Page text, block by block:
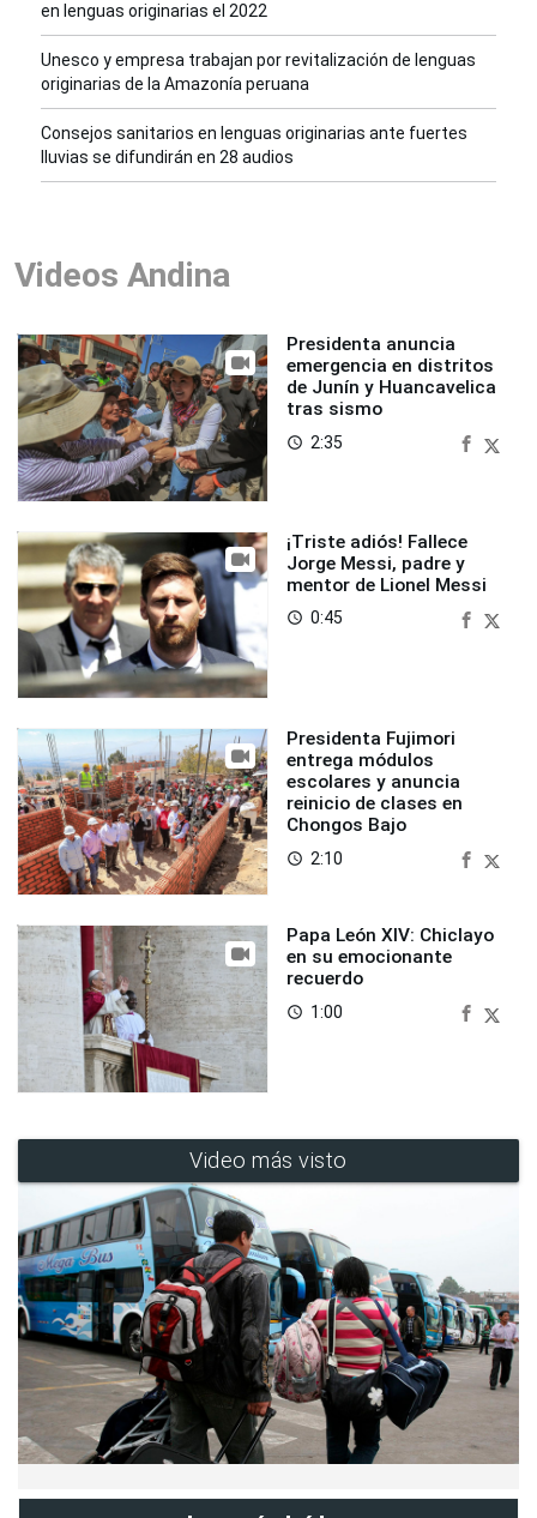
en lenguas originarias el 2022
Unesco y empresa trabajan por revitalización de lenguas
originarias de la Amazonía peruana
Consejos sanitarios en lenguas originarias ante fuertes
lluvias se difundirán en 28 audios
Videos Andina
Presidenta anuncia
emergencia en distritos
de Junín y Huancavelica
tras sismo
access_time 2:35
¡Triste adiós! Fallece
Jorge Messi, padre y
mentor de Lionel Messi
access_time 0:45
Presidenta Fujimori
entrega módulos
escolares y anuncia
reinicio de clases en
Chongos Bajo
access_time 2:10
Papa León XIV: Chiclayo
en su emocionante
recuerdo
access_time 1:00
Video más visto